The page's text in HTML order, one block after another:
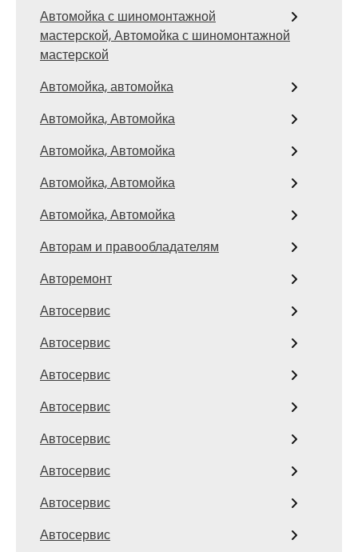
Автомойка с шиномонтажной
мастерской, Автомойка с шиномонтажной
мастерской
Автомойка, автомойка
Автомойка, Автомойка
Автомойка, Автомойка
Автомойка, Автомойка
Автомойка, Автомойка
Авторам и правообладателям
Авторемонт
Автосервис
Автосервис
Автосервис
Автосервис
Автосервис
Автосервис
Автосервис
Автосервис